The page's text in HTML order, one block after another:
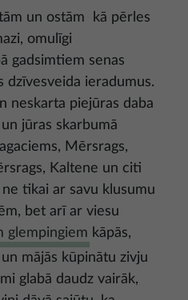
un ostām kā pērles
omulīgi
gadsimtiem senas
dzīvesveida ieradumus.
neskarta piejūras daba
jūras skarbumā
Mērsrags,
Kaltene un citi
tikai ar savu klusumu
bet arī ar viesu
glempingiem kāpās,
mājās kūpinātu zivju
glabā daudz vairāk,